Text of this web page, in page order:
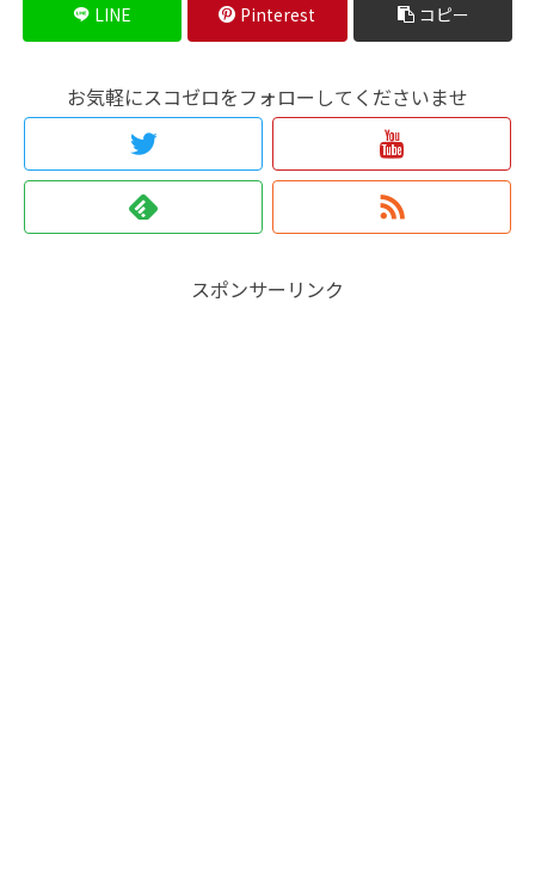
LINE Pinterest コピー
お気軽にスコゼロをフォローしてくださいませ
スポンサーリンク